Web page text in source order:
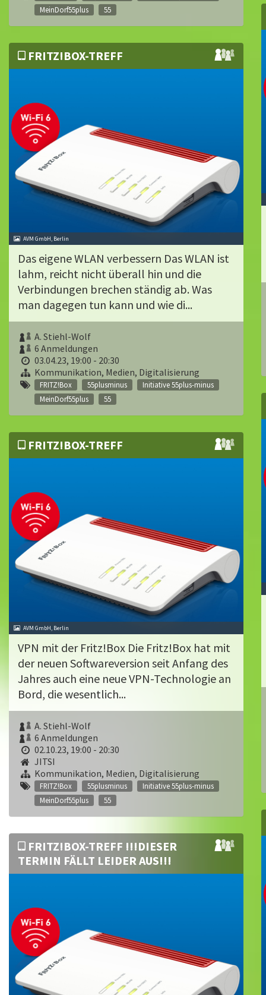
MeinDorf55plus
55
FRITZ!BOX-TREFF
AVM GmbH, Berlin
Das eigene WLAN verbessern Das WLAN ist
lahm, reicht nicht überall hin und die
Verbindungen brechen ständig ab. Was
man dagegen tun kann und wie di...
A. Stiehl-Wolf
6 Anmeldungen
03.04.23, 19:00 - 20:30
Kommunikation, Medien, Digitalisierung
FRITZ!Box 55plusminus
Initiative 55plus-minus
MeinDorf55plus
55
FRITZ!BOX-TREFF
AVM GmbH, Berlin
VPN mit der Fritz!Box Die Fritz!Box hat mit
der neuen Softwareversion seit Anfang des
Jahres auch eine neue VPN-Technologie an
Bord, die wesentlich...
A. Stiehl-Wolf
6 Anmeldungen
02.10.23, 19:00 - 20:30
JITSI
Kommunikation, Medien, Digitalisierung
FRITZ!Box 55plusminus
Initiative 55plus-minus
MeinDorf55plus
55
FRITZ!BOX-TREFF !!!DIESER
TERMIN FÄLLT LEIDER AUS!!!